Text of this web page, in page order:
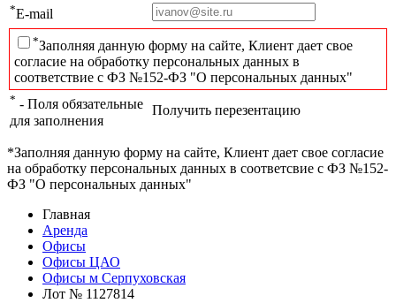
*E-mail
*Заполняя данную форму на сайте, Клиент дает свое
согласие на обработку персональных данных в
соответствие с ФЗ №152-ФЗ "О персональных данных"
* - Поля обязательные
для заполнения
Получить перезентацию
*Заполняя данную форму на сайте, Клиент дает свое согласие
на обработку персональных данных в соответсвие с ФЗ №152-
ФЗ "О персональных данных"
Главная
Аренда
Офисы
Офисы ЦАО
Офисы м Серпуховская
Лот № 1127814